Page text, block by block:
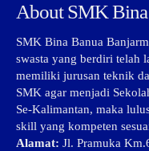
About SMK
SMK Bina Banua
swasta yang berdiri telah
memiliki jurusan teknik
SMK agar menjadi
Se-Kalimantan, maka
skill yang kompeten
Alamat: Jl. Pramuka